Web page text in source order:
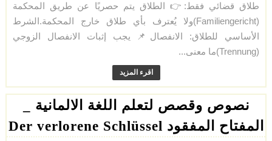
طلاق قضائي فقط:👉 الطلاق يتم حصريًا عن طريق المحكمة
(Familiengericht)ولا يُعترف بأي طلاق خارج المحكمة.الشرط
الأساسي للطلاق: الانفصال📌 يجب إثبات الانفصال الزوجي
(Trennung)ما معنى...
اقرء المزيد
نصوص وقصص لتعلم اللغة الالمانية _
المفتاح المفقود Der verlorene Schlüssel